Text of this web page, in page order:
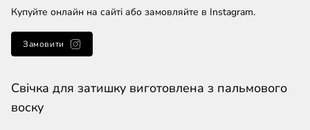
В кошику
Купуйте онлайн на сайті або замовляйте в Instagram.
Замовити
Свічка для затишку виготовлена з пальмового
воску